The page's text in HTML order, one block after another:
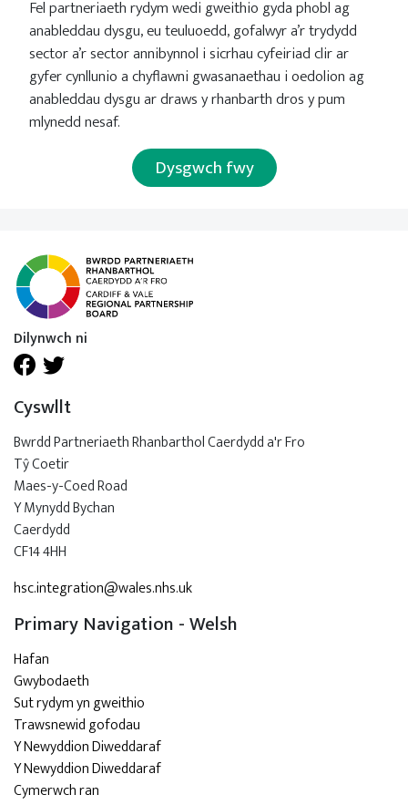
Fel partneriaeth rydym wedi gweithio gyda phobl ag
anableddau dysgu, eu teuluoedd, gofalwyr a’r trydydd
sector a’r sector annibynnol i sicrhau cyfeiriad clir ar
gyfer cynllunio a chyflawni gwasanaethau i oedolion ag
anableddau dysgu ar draws y rhanbarth dros y pum
mlynedd nesaf.
Dysgwch fwy
Dilynwch ni
Cyswllt
Bwrdd Partneriaeth Rhanbarthol Caerdydd a'r Fro
Tŷ Coetir
Maes-y-Coed Road
Y Mynydd Bychan
Caerdydd
CF14 4HH
hsc.integration@wales.nhs.uk
Primary Navigation - Welsh
Hafan
Gwybodaeth
Sut rydym yn gweithio
Trawsnewid gofodau
Y Newyddion Diweddaraf
Y Newyddion Diweddaraf
Cymerwch ran